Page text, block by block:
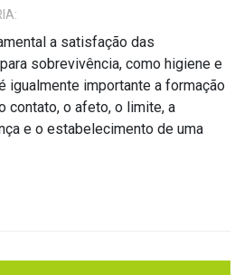
a satisfação das
sobrevivência, como higiene e
igualmente importante a formação
contato, o afeto, o limite, a
e o estabelecimento de uma